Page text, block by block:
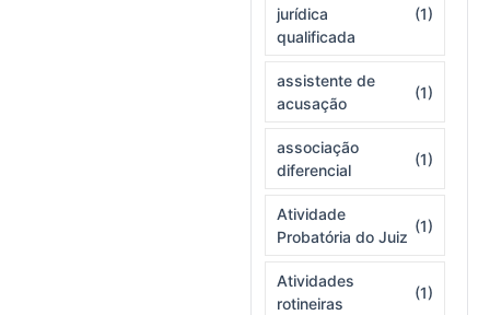
jurídica
qualificada
(1)
assistente de
acusação
(1)
associação
diferencial
(1)
Atividade
Probatória do Juiz
(1)
Atividades
rotineiras
(1)